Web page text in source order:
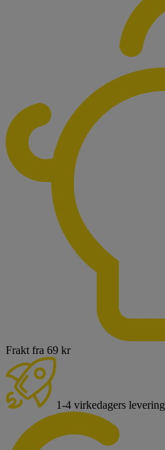
Frakt fra 69 kr
1-4 virkedagers levering